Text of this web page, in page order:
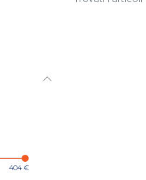
404 €